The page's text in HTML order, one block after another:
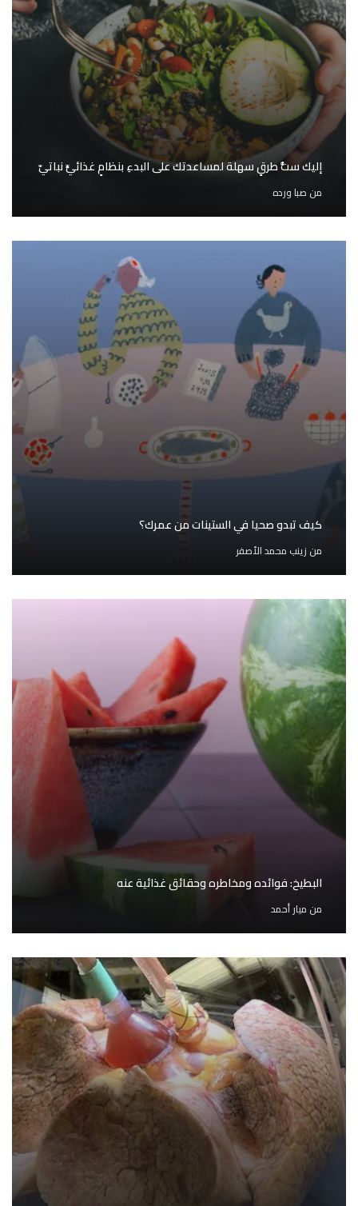
إليك ستُّ طرقٍ سهلة لمساعدتك على البدءِ بنظامٍ غذائيٍّ نباتيّ
من صبا ورده
كيف تبدو صحيا في الستينات من عمرك؟
من زينب محمد الأصفر
البطيخ: فوائده ومخاطره وحقائق غذائية عنه
من ميار أحمد